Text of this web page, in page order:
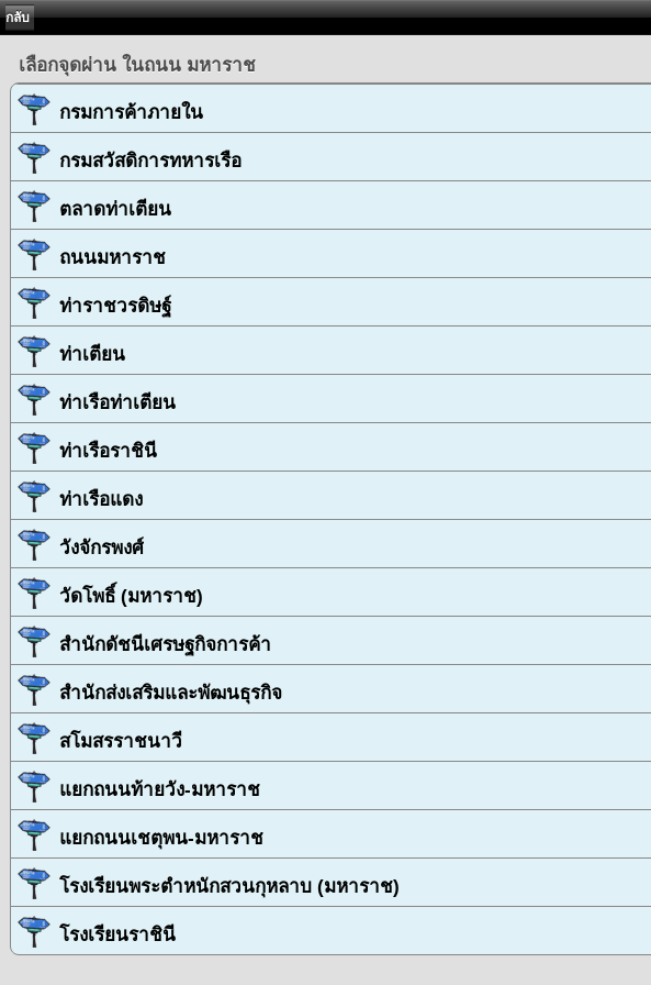
กลับ
เลือกจุดผ่าน ในถนน มหาราช
กรมการค้าภายใน
กรมสวัสดิการทหารเรือ
ตลาดท่าเตียน
ถนนมหาราช
ท่าราชวรดิษฐ์
ท่าเตียน
ท่าเรือท่าเตียน
ท่าเรือราชินี
ท่าเรือแดง
วังจักรพงศ์
วัดโพธิ์ (มหาราช)
สำนักดัชนีเศรษฐกิจการค้า
สำนักส่งเสริมและพัฒนธุรกิจ
สโมสรราชนาวี
แยกถนนท้ายวัง-มหาราช
แยกถนนเชตุพน-มหาราช
โรงเรียนพระตำหนักสวนกุหลาบ (มหาราช)
โรงเรียนราชินี